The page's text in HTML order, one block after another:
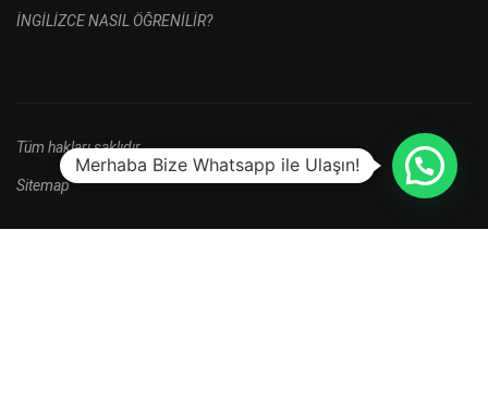
İNGİLİZCE NASIL ÖĞRENİLİR?
Tüm hakları saklıdır.
Sitemap
Merhaba Bize Whatsapp ile Ulaşın!